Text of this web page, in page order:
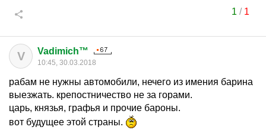
1 / 1
V Vadimich™
10:45, 30.03.2018
рабам не нужны автомобили, нечего из имения барина
выезжать. крепостничество не за горами.
царь, князья, графья и прочие бароны.
вот будущее этой страны.